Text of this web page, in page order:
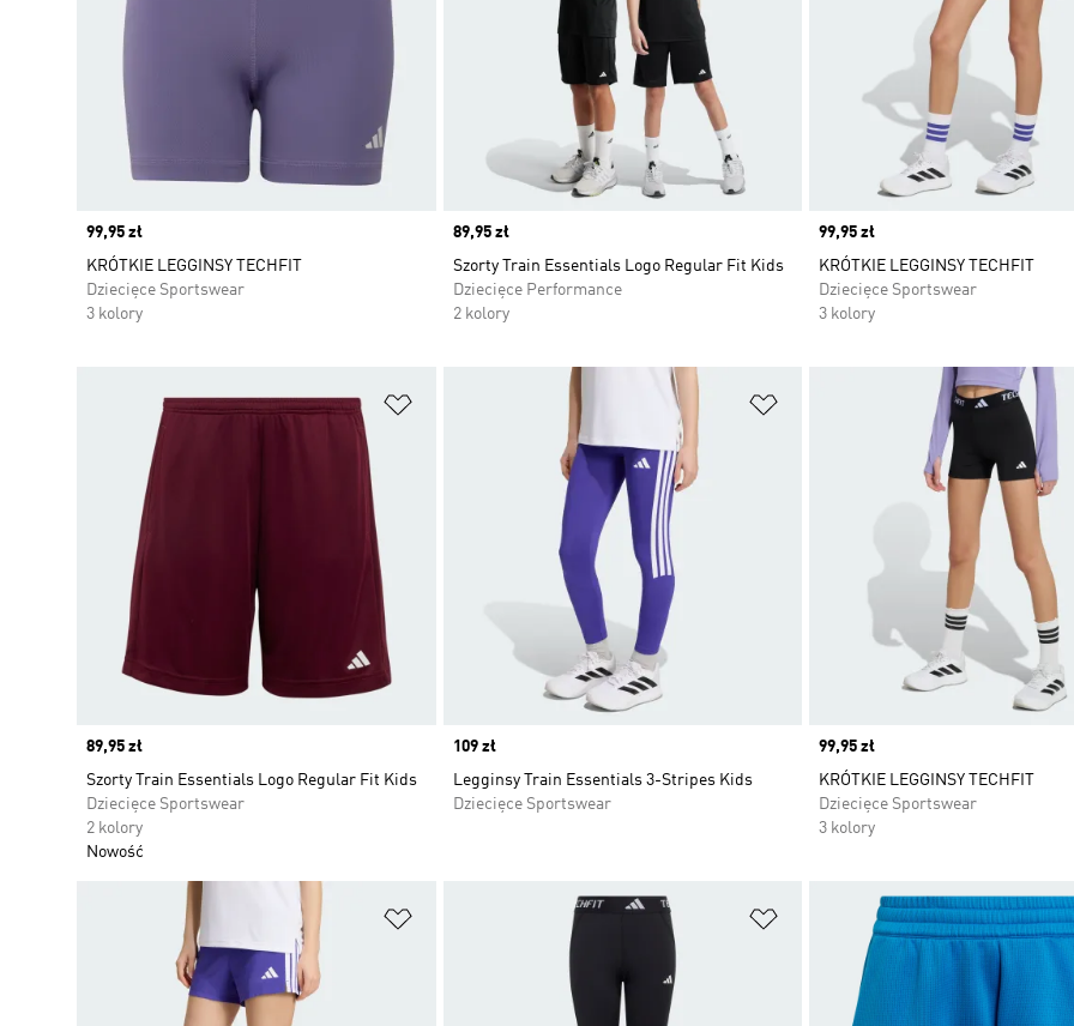
Price
99,95 zł
KRÓTKIE LEGGINSY TECHFIT
Dziecięce Sportswear
3 kolory
Price
89,95 zł
Szorty Train Essentials Logo Regular Fit Kids
Dziecięce Performance
2 kolory
Price
99,95 zł
KRÓTKIE LEGGINSY TECHFIT
Dziecięce Sportswear
3 kolory
Dodaj do listy życzeń
Price
89,95 zł
Szorty Train Essentials Logo Regular Fit Kids
Dziecięce Sportswear
2 kolory
Nowość
Dodaj do listy życzeń
Price
109 zł
Legginsy Train Essentials 3-Stripes Kids
Dziecięce Sportswear
Price
99,95 zł
KRÓTKIE LEGGINSY TECHFIT
Dziecięce Sportswear
3 kolory
Dodaj do listy życzeń Dodaj do listy życzeń